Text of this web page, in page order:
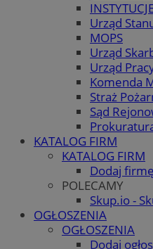
Urząd
MOPS
Urząd
Urząd
Komenda
Straż
Sąd
KATALOG FIRM
KATALOG FIRM
Dodaj
POLECAMY
Skup.io -
OGŁOSZENIA
OGŁOSZENIA
Dodaj